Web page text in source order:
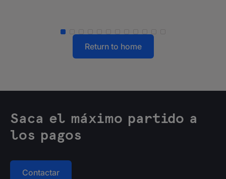
Return to home
Saca el máximo partido a
los pagos
Contactar